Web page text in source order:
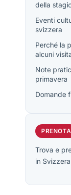
della
Eventi
svizzera
Perché la
alcuni
Note
primavera
Domande
PRENOTA
Trova e
in Svizzera